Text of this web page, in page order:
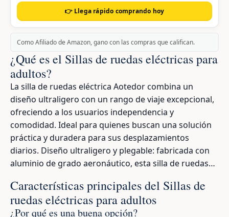
👉 Llega rápido comprando hoy
Como Afiliado de Amazon, gano con las compras que califican.
¿Qué es el Sillas de ruedas eléctricas para
adultos?
La silla de ruedas eléctrica Aotedor combina un
diseño ultraligero con un rango de viaje excepcional,
ofreciendo a los usuarios independencia y
comodidad. Ideal para quienes buscan una solución
práctica y duradera para sus desplazamientos
diarios. Diseño ultraligero y plegable: fabricada con
aluminio de grado aeronáutico, esta silla de ruedas…
Características principales del Sillas de
ruedas eléctricas para adultos
¿Por qué es una buena opción?